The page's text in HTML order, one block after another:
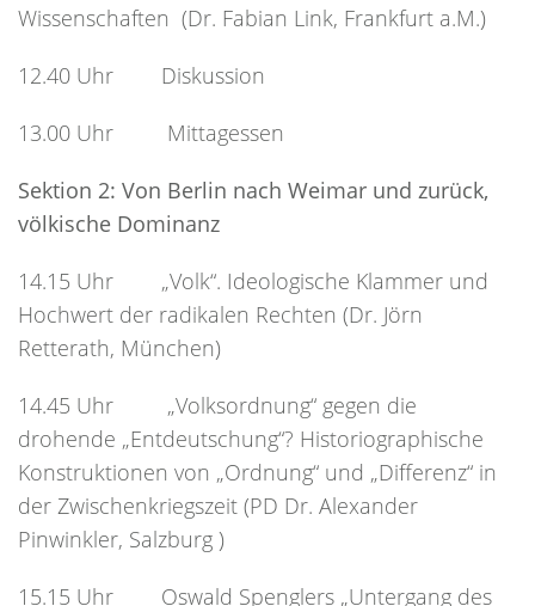
Wissenschaften (Dr. Fabian Link, Frankfurt a.M.)
12.40 Uhr Diskussion
13.00 Uhr Mittagessen
Sektion 2: Von Berlin nach Weimar und zurück,
völkische Dominanz
14.15 Uhr „Volk“. Ideologische Klammer und
Hochwert der radikalen Rechten (Dr. Jörn
Retterath, München)
14.45 Uhr „Volksordnung“ gegen die
drohende „Entdeutschung“? Historiographische
Konstruktionen von „Ordnung“ und „Differenz“ in
der Zwischenkriegszeit (PD Dr. Alexander
Pinwinkler, Salzburg )
15.15 Uhr Oswald Spenglers „Untergang des